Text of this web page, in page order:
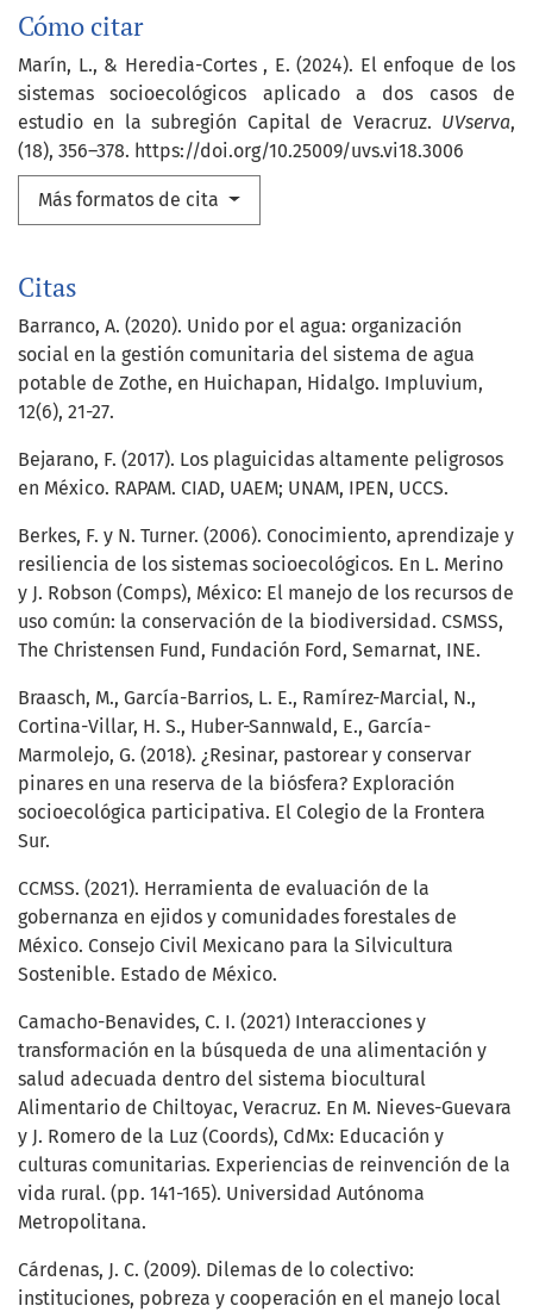
Cómo citar
Marín, L., & Heredia-Cortes , E. (2024). El enfoque de los
sistemas socioecológicos aplicado a dos casos de
estudio en la subregión Capital de Veracruz. UVserva,
(18), 356–378. https://doi.org/10.25009/uvs.vi18.3006
Más formatos de cita
Citas
Barranco, A. (2020). Unido por el agua: organización
social en la gestión comunitaria del sistema de agua
potable de Zothe, en Huichapan, Hidalgo. Impluvium,
12(6), 21-27.
Bejarano, F. (2017). Los plaguicidas altamente peligrosos
en México. RAPAM. CIAD, UAEM; UNAM, IPEN, UCCS.
Berkes, F. y N. Turner. (2006). Conocimiento, aprendizaje y
resiliencia de los sistemas socioecológicos. En L. Merino
y J. Robson (Comps), México: El manejo de los recursos de
uso común: la conservación de la biodiversidad. CSMSS,
The Christensen Fund, Fundación Ford, Semarnat, INE.
Braasch, M., García-Barrios, L. E., Ramírez-Marcial, N.,
Cortina-Villar, H. S., Huber-Sannwald, E., García-
Marmolejo, G. (2018). ¿Resinar, pastorear y conservar
pinares en una reserva de la biósfera? Exploración
socioecológica participativa. El Colegio de la Frontera
Sur.
CCMSS. (2021). Herramienta de evaluación de la
gobernanza en ejidos y comunidades forestales de
México. Consejo Civil Mexicano para la Silvicultura
Sostenible. Estado de México.
Camacho-Benavides, C. I. (2021) Interacciones y
transformación en la búsqueda de una alimentación y
salud adecuada dentro del sistema biocultural
Alimentario de Chiltoyac, Veracruz. En M. Nieves-Guevara
y J. Romero de la Luz (Coords), CdMx: Educación y
culturas comunitarias. Experiencias de reinvención de la
vida rural. (pp. 141-165). Universidad Autónoma
Metropolitana.
Cárdenas, J. C. (2009). Dilemas de lo colectivo:
instituciones, pobreza y cooperación en el manejo local